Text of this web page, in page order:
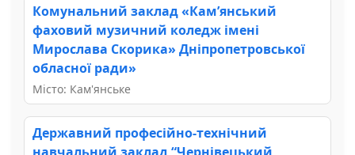
Комунальний заклад «Кам’янський
фаховий музичний коледж імені
Мирослава Скорика» Дніпропетровської
обласної ради»
Місто: Кам'янське
Державний професійно-технічний